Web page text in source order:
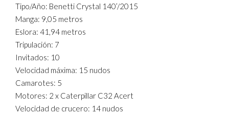
Tipo/Año: Benetti Crystal 140’/2015
Manga: 9,05 metros
Eslora: 41,94 metros
Tripulación: 7
Invitados: 10
Velocidad máxima: 15 nudos
Camarotes: 5
Motores: 2 x Caterpillar C32 Acert
Velocidad de crucero: 14 nudos